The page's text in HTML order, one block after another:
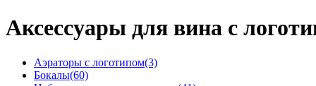
Аксессуары для вина с
Аэраторы с логотипом(3)
Бокалы(60)